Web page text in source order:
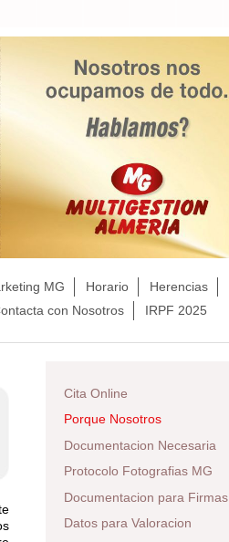
MG Horario
Herencias
con Nosotros IRPF 2025
Cita Online
Porque Nosotros
Documentacion Necesaria
Protocolo Fotografias MG
Documentacion para Firmas
Datos para Valoracion